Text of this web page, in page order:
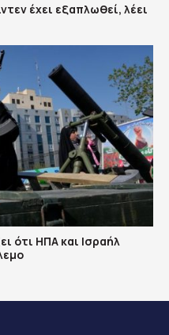
έχει εξαπλωθεί, λέει
ότι ΗΠΑ και Ισραήλ